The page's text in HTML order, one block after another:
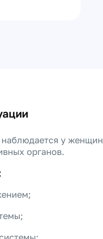
наблюдается у женщин
органов.